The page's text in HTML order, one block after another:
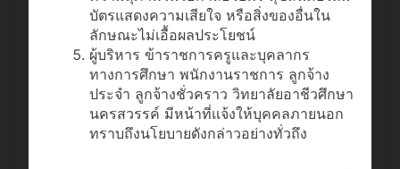
บัตรแสดงความเสียใจ หรือสิ่งของอื่นใน
ลักษณะไม่เอื้อผลประโยชน์
ผู้บริหาร ข้าราชการครูและบุคลากร
ทางการศึกษา พนักงานราชการ ลูกจ้าง
ประจำ ลูกจ้างชั่วคราว วิทยาลัยอาชีวศึกษา
นครสวรรค์ มีหน้าที่แจ้งให้บุคคลภายนอก
ทราบถึงนโยบายดังกล่าวอย่างทั่วถึง